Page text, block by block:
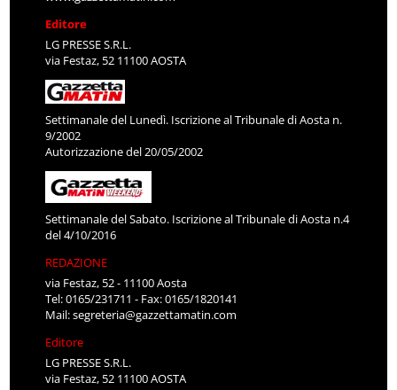
Editore
LG PRESSE S.R.L.
via Festaz, 52 11100 AOSTA
Settimanale del Lunedì. Iscrizione al Tribunale di Aosta n.
9/2002
Autorizzazione del 20/05/2002
Settimanale del Sabato. Iscrizione al Tribunale di Aosta n.4
del 4/10/2016
REDAZIONE
via Festaz, 52 - 11100 Aosta
Tel: 0165/231711 - Fax: 0165/1820141
Mail:segreteria@gazzettamatin.com
Editore
LG PRESSE S.R.L.
via Festaz, 52 11100 AOSTA